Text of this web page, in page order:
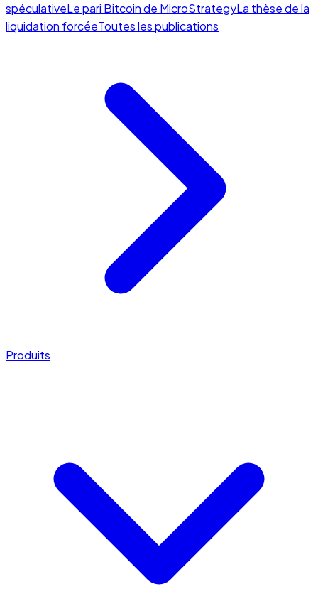
spéculativeLe pari Bitcoin de MicroStrategyLa thèse de la
liquidation forcéeToutes les publications
Produits